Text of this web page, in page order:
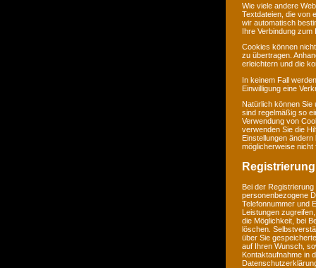
Wie viele andere
Textdateien, die von
wir automatisch
Ihre Verbindung zum
Cookies können
zu übertragen.
erleichtern und die
In keinem Fall
Einwilligung eine
Natürlich können
sind regelmäßig so
Verwendung von
verwenden Sie die
Einstellungen
möglicherweise nicht
Bei der
personenbezogene
Telefonnummer und
Leistungen
die Möglichkeit, bei
löschen.
über Sie
auf Ihren Wunsch,
Kontaktaufnahme in